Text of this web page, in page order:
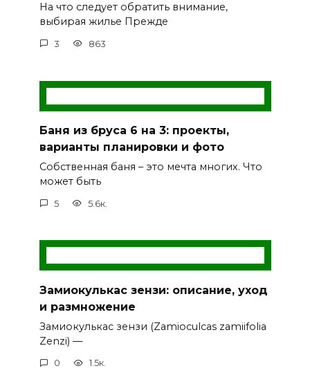
На что следует обратить внимание,
выбирая жилье Прежде
3 863
Баня из бруса 6 на 3: проекты,
варианты планировки и фото
Собственная баня – это мечта многих. Что
может быть
5 5.6к.
Замиокулькас зензи: описание, уход
и размножение
Замиокулькас зензи (Zamioculcas zamiifolia
Zenzi) —
0 1.5к.